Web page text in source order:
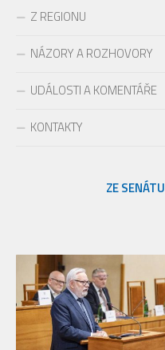
Z REGIONU
NÁZORY A ROZHOVORY
UDÁLOSTI A KOMENTÁŘE
KONTAKTY
ZE SENÁTU